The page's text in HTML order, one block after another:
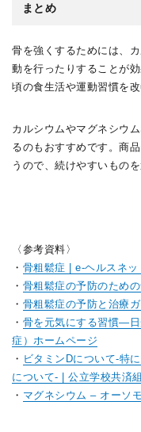
まとめ
骨を強くするためには、
動を行ったりすることが
頃の食生活や運動習慣を
カルシウムやマグネシウ
るのもおすすめです。商
うので、続けやすいもの
〈参考資料〉
・ 骨粗鬆症 | e-ヘルスネッ
・ 骨粗鬆症の予防のため
・ 骨粗鬆症の予防と治療
・ 骨を元気にする習慣―
症）ホームページ
・ ビタミンDについて-特
について- | 公立学校共済
・ マグネシウム – オーソ